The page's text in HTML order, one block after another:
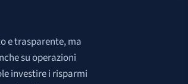
e trasparente, ma
su operazioni
investire i risparmi